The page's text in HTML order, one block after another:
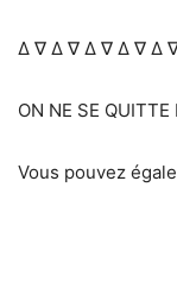
Δ ∇ Δ ∇ Δ ∇ Δ ∇ Δ
ON NE SE QUITTE
Vous pouvez